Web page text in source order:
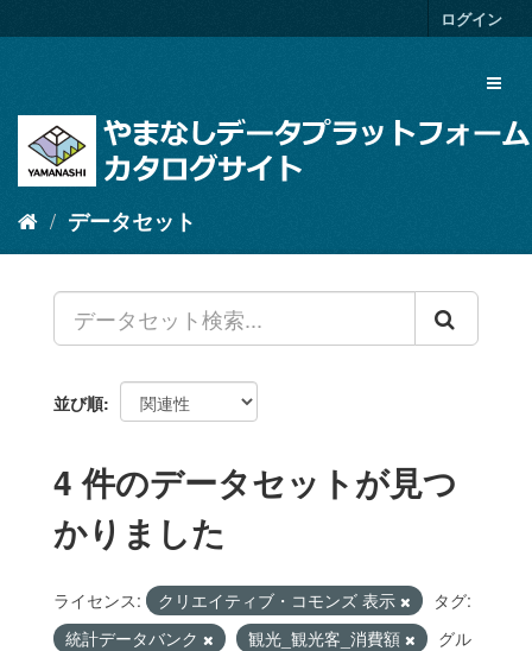
キ
ログイン
データセット
並び順
4 件のデータセットが見つ
かりました
ライセンス: クリエイティブ・コモンズ 表示
タグ:
統計データバンク
観光_観光客_消費額
グル